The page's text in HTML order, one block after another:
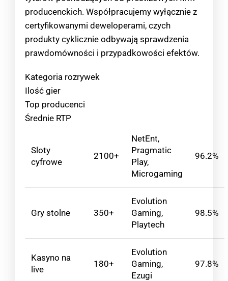
producenckich. Współpracujemy wyłącznie z
certyfikowanymi deweloperami, czych
produkty cyklicznie odbywają sprawdzenia
prawdomówności i przypadkowości efektów.
Kategoria rozrywek
Ilość gier
Top producenci
Średnie RTP
Sloty
cyfrowe
2100+
NetEnt,
Pragmatic
Play,
Microgaming
96.2%
Gry stolne 350+
Evolution
Gaming,
Playtech
98.5%
Kasyno na
live
180+
Evolution
Gaming,
Ezugi
97.8%